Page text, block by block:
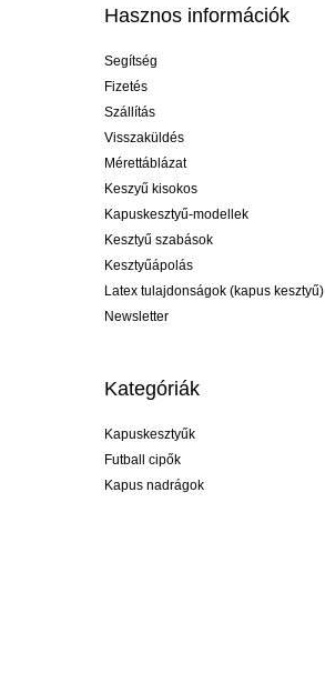
Hasznos információk
Segítség
Fizetés
Szállítás
Visszaküldés
Mérettáblázat
Keszyű kisokos
Kapuskesztyű-modellek
Kesztyű szabások
Kesztyűápolás
Latex tulajdonságok (kapus kesztyű)
Newsletter
Kategóriák
Kapuskesztyűk
Futball cipők
Kapus nadrágok